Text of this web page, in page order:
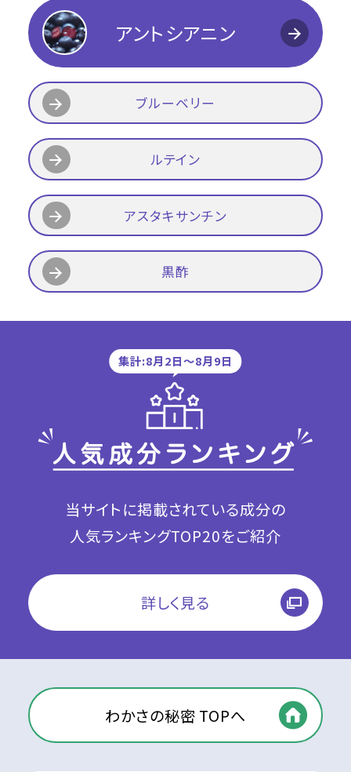
アントシアニン
ブルーベリー
ルテイン
アスタキサンチン
黒酢
集計:8月2日〜8月9日
当サイトに掲載されている成分の
人気ランキングTOP20をご紹介
詳しく見る
わかさの秘密 TOPへ